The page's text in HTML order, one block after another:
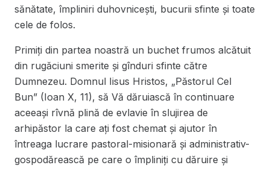
sănătate, împliniri duhovnicești, bucurii sfinte și toate
cele de folos.
Primiți din partea noastră un buchet frumos alcătuit
din rugăciuni smerite și gînduri sfinte către
Dumnezeu. Domnul Iisus Hristos, „Păstorul Cel
Bun” (Ioan X, 11), să Vă dăruiască în continuare
aceeași rîvnă plină de evlavie în slujirea de
arhipăstor la care ați fost chemat şi ajutor în
întreaga lucrare pastoral-misionară și administrativ-
gospodărească pe care o împliniți cu dăruire și